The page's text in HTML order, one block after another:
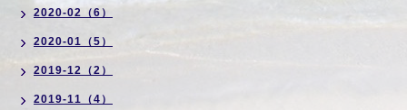
2020-02（6）
2020-01（5）
2019-12（2）
2019-11（4）